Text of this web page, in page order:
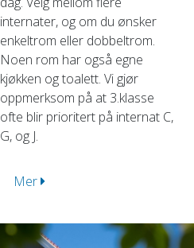
internater, og om du ønsker
enkeltrom eller dobbeltrom.
Noen rom har også egne
kjøkken og toalett. Vi gjør
oppmerksom på at 3.klasse
ofte blir prioritert på internat C,
G, og J.
Mer